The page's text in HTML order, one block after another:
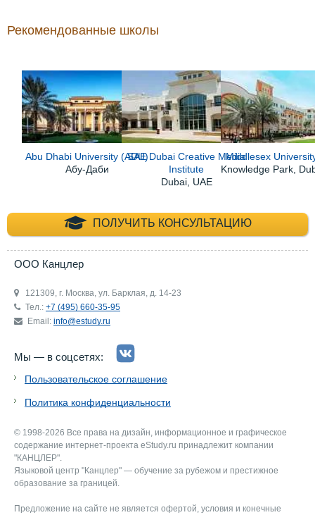
Рекомендованные школы
Abu Dhabi University (ADU)
Абу-Даби
SAE Dubai Creative Media
Institute
Dubai, UAE
Middlesex
Knowledge Park,
ПОЛУЧИТЬ КОНСУЛЬТАЦИЮ
+7 (495) 660-35-
ООО Канцлер
121309, г. Москва, ул. Барклая, д. 14-23
Тел.: +7 (495) 660-35-95
Email: info@estudy.ru
Мы — в соцсетях:
Пользовательское соглашение
Политика конфиденциальности
© 1998-2026 Все права на дизайн, информационное и графическое
содержание интернет-проекта eStudy.ru принадлежит компании
"КАНЦЛЕР".
Языковой центр "Канцлер" — обучение за рубежом и престижное
образование за границей.
Предложение на сайте не является офертой, условия и конечные